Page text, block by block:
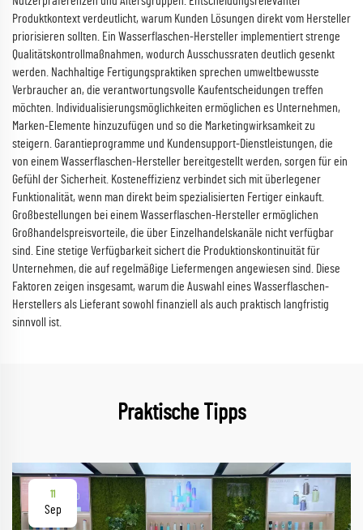
Produktkontext verdeutlicht, warum Kunden Lösungen direkt vom Hersteller
priorisieren sollten. Ein Wasserflaschen-Hersteller implementiert strenge
Qualitätskontrollmaßnahmen, wodurch Ausschussraten deutlich gesenkt
werden. Nachhaltige Fertigungspraktiken sprechen umweltbewusste
Verbraucher an, die verantwortungsvolle Kaufentscheidungen treffen
möchten. Individualisierungsmöglichkeiten ermöglichen es Unternehmen,
Marken-Elemente hinzuzufügen und so die Marketingwirksamkeit zu
steigern. Garantieprogramme und Kundensupport-Dienstleistungen, die
von einem Wasserflaschen-Hersteller bereitgestellt werden, sorgen für ein
Gefühl der Sicherheit. Kosteneffizienz verbindet sich mit überlegener
Funktionalität, wenn man direkt beim spezialisierten Fertiger einkauft.
Großbestellungen bei einem Wasserflaschen-Hersteller ermöglichen
Großhandelspreisvorteile, die über Einzelhandelskanäle nicht verfügbar
sind. Eine stetige Verfügbarkeit sichert die Produktionskontinuität für
Unternehmen, die auf regelmäßige Liefermengen angewiesen sind. Diese
Faktoren zeigen insgesamt, warum die Auswahl eines Wasserflaschen-
Herstellers als Lieferant sowohl finanziell als auch praktisch langfristig
sinnvoll ist.
Praktische Tipps
11
Sep